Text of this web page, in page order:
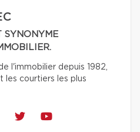
SYNONYME
l'immobilier depuis 1982,
les courtiers les plus